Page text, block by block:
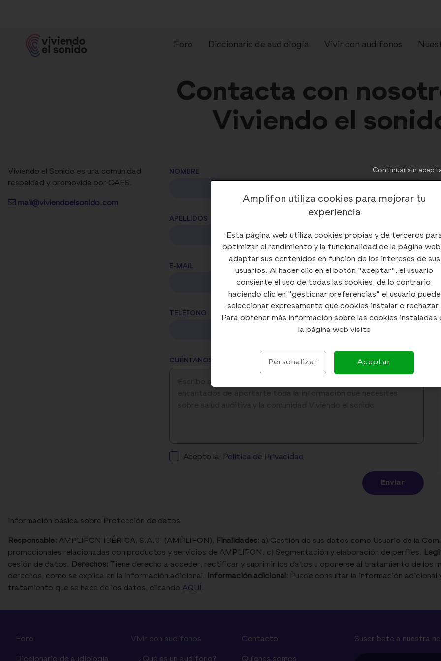
Foro Diccionario de audiología Vivir con audífonos
¿Qué es un audífono? Preguntas
Contacta con
Viviendo el
Viviendo el Sonido es una comunidad
respaldad y promovida por GAES.
mail@viviendoelsonido.com
NOMBRE
APELLIDOS
E-MAIL
TELÉFONO
CUÉNTANOS
Acepto la Política de Privacidad
Información básica sobre Protección de datos
Responsable: AMPLIFON IBÉRICA, S.A.U. (AMPLIFON), Finalidades: a) Gestión de sus datos como Usuario de la
promocionales relacionadas con productos y servicios de AMPLIFON. c) Segmentación y elaboración de perfiles.
cesión de datos. Derechos: Tiene derecho a acceder, rectificar y suprimir los datos u oponerse al tratamiento de los
derechos, como se explica en la información adicional. Información adicional: Puede consultar la información
tratamiento que se hace de los datos, clicando AQUÍ .
Foro
Diccionario de audiología
Vivir con audífonos
¿Qué es un audífono?
Contacto
Quienes somos
Suscríbete a nuestra
Amplifon utiliza cookies para mejorar tu
experiencia
Esta página web utiliza cookies propias y de terceros
optimizar el rendimiento y la funcionalidad de la página
adaptar sus contenidos en función de los intereses de sus
usuarios. Al hacer clic en el botón "aceptar", el usuario
consiente el uso de todas las cookies, de lo contrario,
haciendo clic en "gestionar preferencias" el usuario puede
seleccionar expresamente qué cookies instalar o rechazar.
Para obtener más información sobre las cookies instaladas
la página web visite
Personalizar Aceptar
Continuar sin